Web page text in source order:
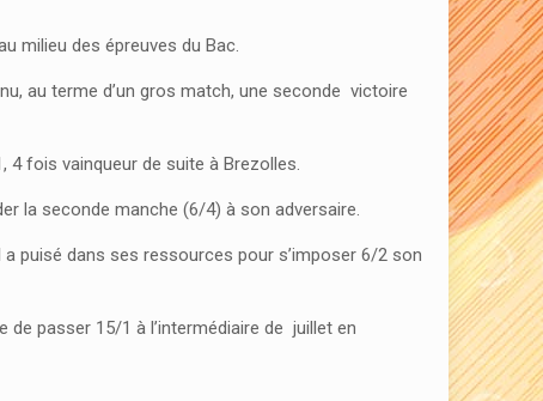
milieu des épreuves du Bac.
au terme d’un gros match, une seconde victoire
4 fois vainqueur de suite à Brezolles.
la seconde manche (6/4) à son adversaire.
puisé dans ses ressources pour s’imposer 6/2 son
de passer 15/1 à l’intermédiaire de juillet en